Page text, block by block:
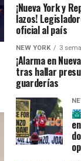
¡Nueva York y
lazos!
oficial al país
NEW YORK 3
¡Alarma en
tras hallar
guarderías